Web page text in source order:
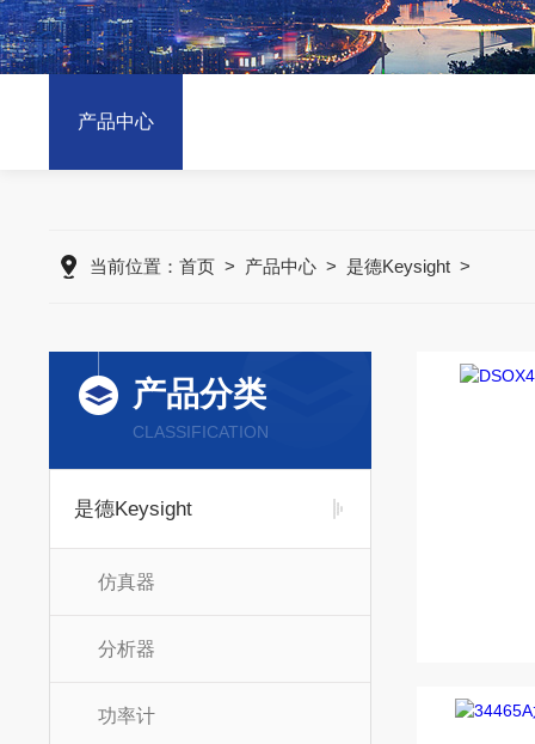
产品中心
当前位置： 首页> 产品中心> 是德Keysight>
产品分类
CLASSIFICATION
是德Keysight
仿真器
分析器
功率计